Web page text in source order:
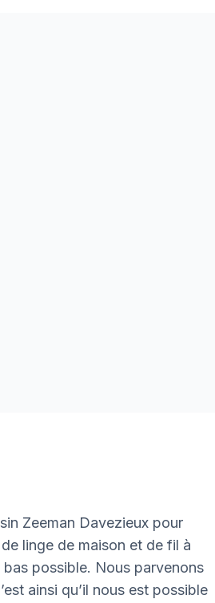
Zeeman Davezieux pour
linge de maison et de fil à
possible. Nous parvenons
ainsi qu’il nous est possible